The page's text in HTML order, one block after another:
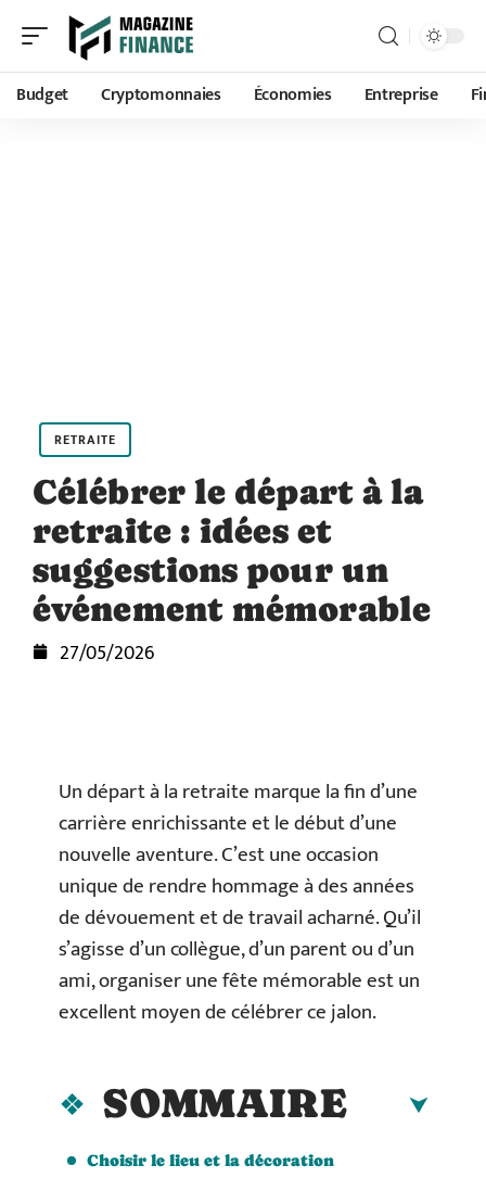
Budget Cryptomonnaies Économies Entreprise
RETRAITE
Célébrer le départ à la
retraite : idées et
suggestions pour un
événement mémorable
27/05/2026
Un départ à la retraite marque la fin d’une
carrière enrichissante et le début d’une
nouvelle aventure. C’est une occasion
unique de rendre hommage à des années
de dévouement et de travail acharné. Qu’il
s’agisse d’un collègue, d’un parent ou d’un
ami, organiser une fête mémorable est un
excellent moyen de célébrer ce jalon.
SOMMAIRE
Choisir le lieu et la décoration